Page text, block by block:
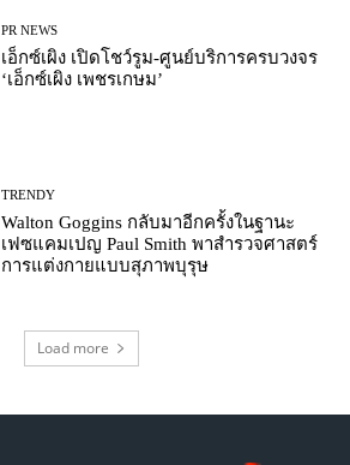
PR NEWS
เอ็กซ์เผิง เปิดโชว์รูม-ศูนย์บริการครบวงจร
‘เอ็กซ์เผิง เพชรเกษม’
TRENDY
Walton Goggins กลับมาอีกครั้งในฐานะ
เฟซแคมเปญ Paul Smith พาสำรวจศาสตร์
การแต่งกายแบบสุภาพบุรุษ
Load more